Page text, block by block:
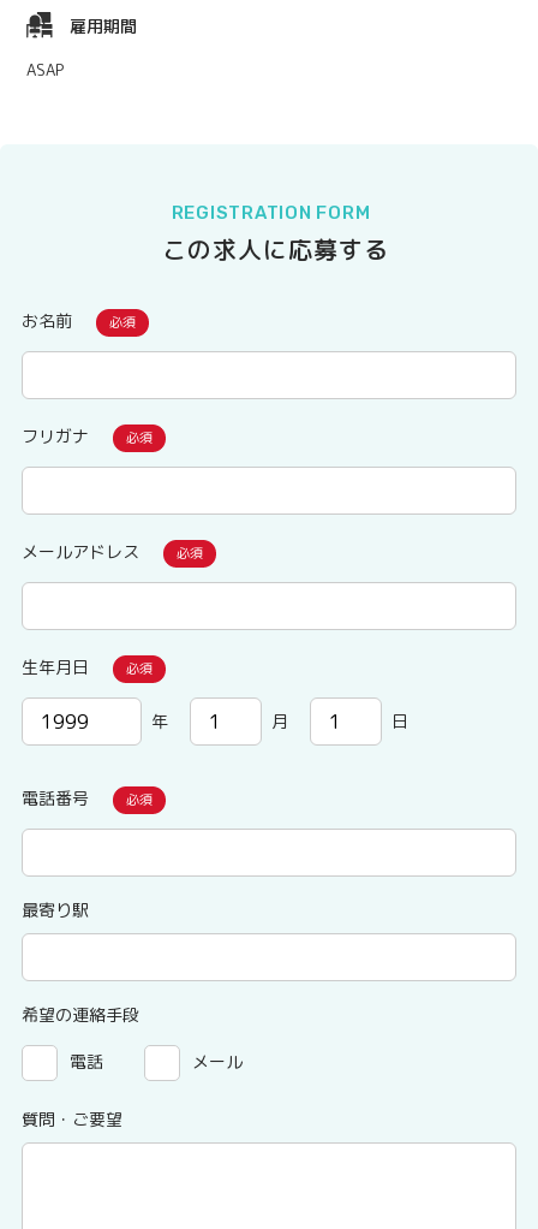
雇用期間
ASAP
REGISTRATION FORM
この求人に応募する
お名前
フリガナ
メールアドレス
生年月日
年 月 日
電話番号
最寄り駅
希望の連絡手段
電話 メール
質問・ご要望